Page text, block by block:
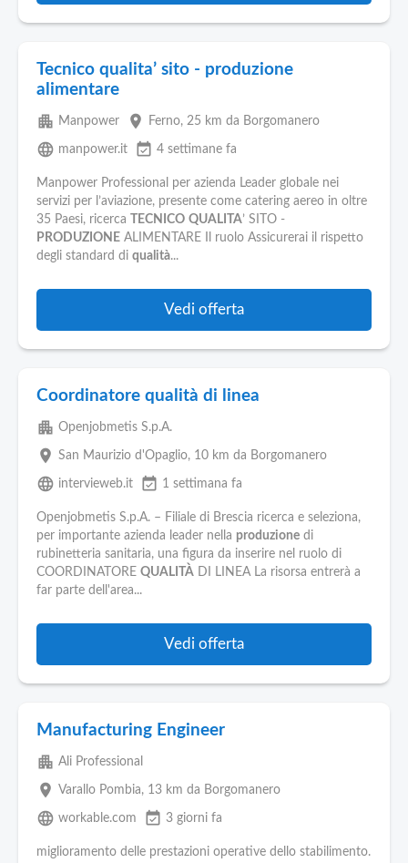
Tecnico qualita’ sito - produzione
alimentare
apartment Manpower place Ferno, 25 km da Borgomanero
language manpower.it event_available 4 settimane fa
Manpower Professional per azienda Leader globale nei
servizi per l’aviazione, presente come catering aereo in oltre
35 Paesi, ricerca
TECNICO QUALITA’ SITO -
PRODUZIONE ALIMENTARE Il ruolo Assicurerai il rispetto
degli standard di qualità...
Vedi offerta
Coordinatore qualità di linea
apartment Openjobmetis S.p.A.
place San Maurizio d'Opaglio, 10 km da Borgomanero
language intervieweb.it event_available 1 settimana fa
Openjobmetis S.p.A. – Filiale di Brescia ricerca e seleziona,
per importante azienda leader nella produzione di
rubinetteria sanitaria, una figura da inserire nel ruolo di
COORDINATORE QUALITÀ DI LINEA La risorsa entrerà a
far parte dell'area...
Vedi offerta
Manufacturing Engineer
apartment Ali Professional
place Varallo Pombia, 13 km da Borgomanero
language workable.com event_available 3 giorni fa
miglioramento delle prestazioni operative dello stabilimento.